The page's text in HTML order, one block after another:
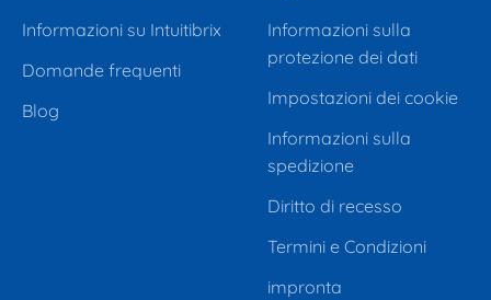
Informazioni su Intuitibrix
Domande frequenti
Blog
Informazioni sulla
protezione dei dati
Impostazioni dei cookie
Informazioni sulla
spedizione
Diritto di recesso
Termini e Condizioni
impronta